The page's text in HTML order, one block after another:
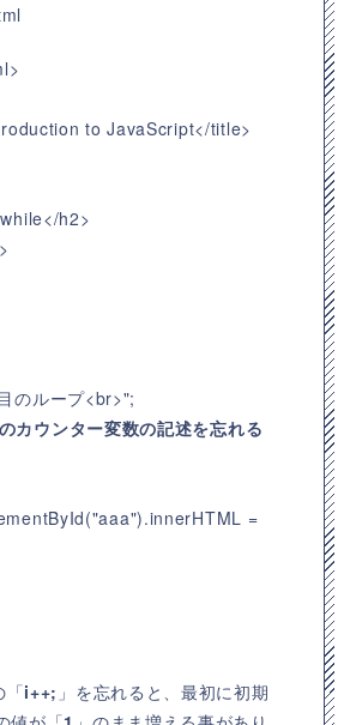
to JavaScript</title>
h2>
のループ<br>";
ウンター変数の記述を忘れる
=
「i++; 」を忘れると、最初に初期